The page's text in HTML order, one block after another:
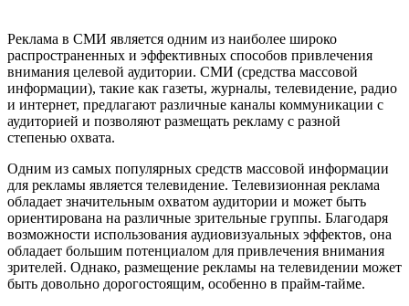
Реклама в СМИ является одним из наиболее широко
распространенных и эффективных способов привлечения
внимания целевой аудитории. СМИ (средства массовой
информации), такие как газеты, журналы, телевидение, радио
и интернет, предлагают различные каналы коммуникации с
аудиторией и позволяют размещать рекламу с разной
степенью охвата.
Одним из самых популярных средств массовой информации
для рекламы является телевидение. Телевизионная реклама
обладает значительным охватом аудитории и может быть
ориентирована на различные зрительные группы. Благодаря
возможности использования аудиовизуальных эффектов, она
обладает большим потенциалом для привлечения внимания
зрителей. Однако, размещение рекламы на телевидении может
быть довольно дорогостоящим, особенно в прайм-тайме.